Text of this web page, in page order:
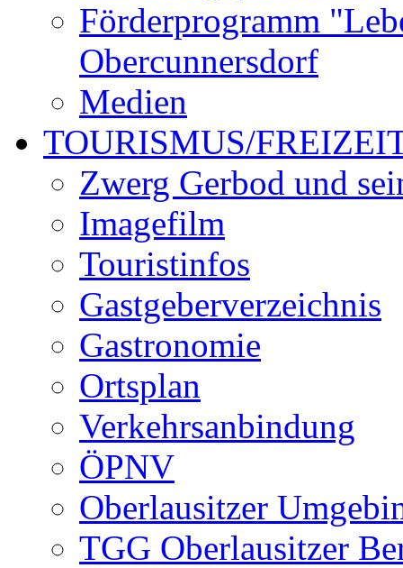
Förderprogramm
Obercunnersdorf
Medien
TOURISMUS/
Zwerg Gerbod und
Imagefilm
Touristinfos
Gastgeberverzeichnis
Gastronomie
Ortsplan
Verkehrsanbindung
ÖPNV
Oberlausitzer
TGG Oberlausitzer